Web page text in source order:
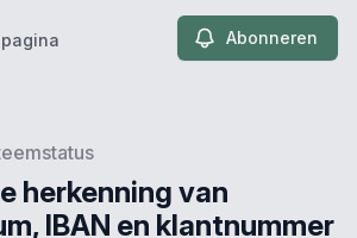
Abonneren
herkenning van
IBAN en klantnummer